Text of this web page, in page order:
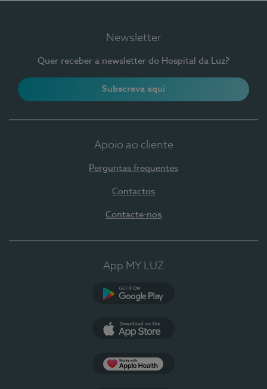
Newsletter
Quer receber a newsletter do Hospital da Luz?
Subscreva aqui
Apoio ao cliente
Perguntas frequentes
Contactos
Contacte-nos
App MY LUZ